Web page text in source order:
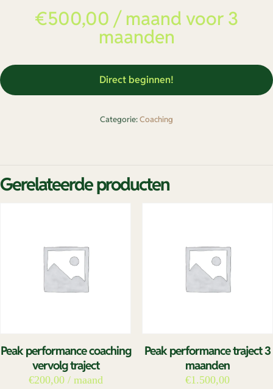
€500,00 / maand voor 3
maanden
Direct beginnen!
Categorie:Coaching
Gerelateerde producten
Peak performance coaching
vervolg traject
€200,00 / maand
Peak performance traject 3
maanden
€1.500,00